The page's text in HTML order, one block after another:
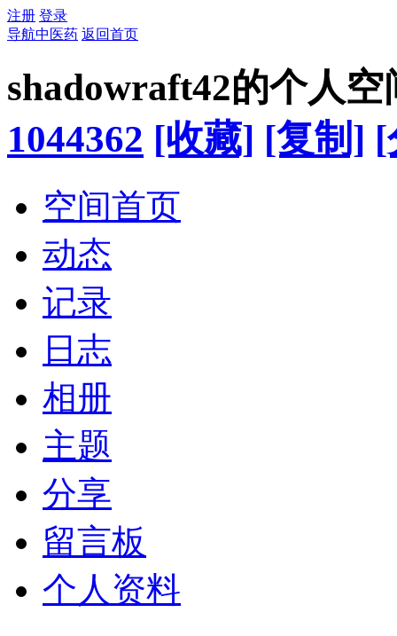
注册 登录
导航中医药 返回首页
shadowraft42的个人空
1044362 [收藏] [复制] [
空间首页
动态
记录
日志
相册
主题
分享
留言板
个人资料